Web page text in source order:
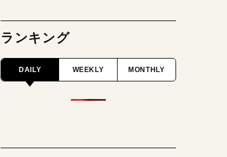
ランキング
DAILY WEEKLY MONTHLY